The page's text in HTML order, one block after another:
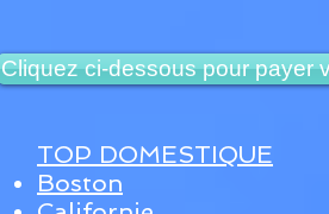
Cliquez ci-dessous pour payer
TOP DOMESTIQUE
Boston